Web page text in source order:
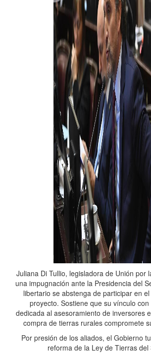
Juliana Di Tullio, legisladora de Unión por
una impugnación ante la Presidencia del
libertario se abstenga de participar en
proyecto. Sostiene que su vínculo
dedicada al asesoramiento de inversores
compra de tierras rurales compromete
Por presión de los aliados, el Gobierno
reforma de la Ley de Tierras del